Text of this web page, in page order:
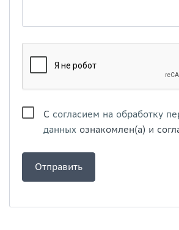
С согласием на обработку
данных ознакомлен(а) и